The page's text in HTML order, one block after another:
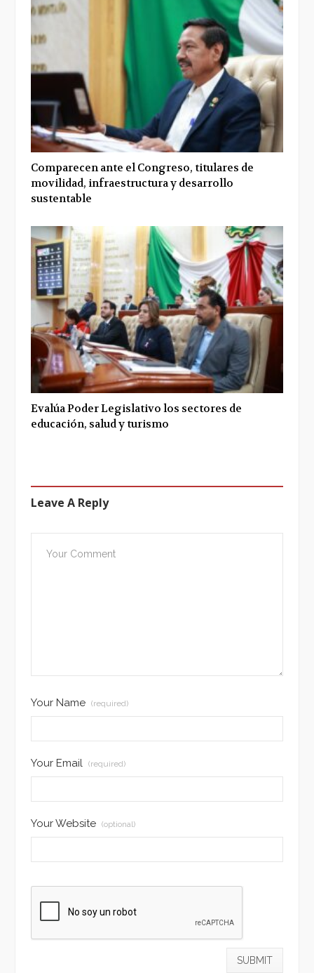
Comparecen ante el Congreso, titulares de
movilidad, infraestructura y desarrollo
sustentable
Evalúa Poder Legislativo los sectores de
educación, salud y turismo
Leave A Reply
Your Name (required)
Your Email (required)
Your Website (optional)